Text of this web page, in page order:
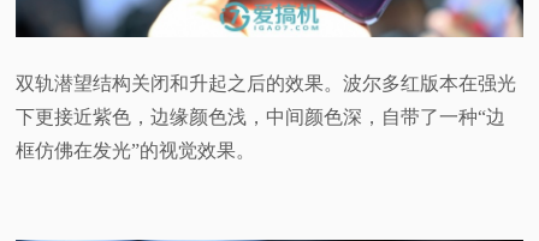
双轨潜望结构关闭和升起之后的效果。波尔多红版本在强光
下更接近紫色，边缘颜色浅，中间颜色深，自带了一种“边
框仿佛在发光”的视觉效果。